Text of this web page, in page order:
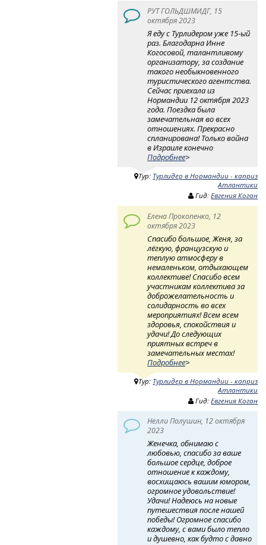
РУТ ГОЛЬДШМИДГ, 15
октября 2023
Я еду с Турлидером уже 15-ый
раз. Благодарна Инне
Когосовой, талантливому
организатору, за создание
такого необыкновенного
туристического агентства.
Сейчас приехала из
Нормандии 12 октября 2023
года. Поездка была
замечательная во всех
отношениях. Прекрасно
спланирована! Только война
в Израиле конечно
Подробнее>
Тур: Турлидер в Нормандии - каприз
Атлантики
Гид:Евгения Коган
Елена Прокопенко, 12
октября 2023
Спасибо большое, Женя, за
лёгкую, французскую и
теплую атмосферу в
немаленьком, отдыхающем
коллективе! Спасибо всем
участникам коллектива за
доброжелательность и
солидарность во всех
мероприятиях! Всем всем
здоровья, спокойствия и
удачи! До следующих
приятных встреч в
замечательных местах!
Подробнее>
Тур: Турлидер в Нормандии - каприз
Атлантики
Гид:Евгения Коган
Нелли Полушин, 12 октября
2023
Женечка, обнимаю с
любовью, спасибо за ваше
большое сердце, доброе
отношение к каждому,
восхищаюсь вашим юмором,
огромное удовольствие!
Удачи! Надеюсь на новые
путешествия после нашей
победы! Огромное спасибо
каждому, с вами было тепло
и душевно, как будто с давно